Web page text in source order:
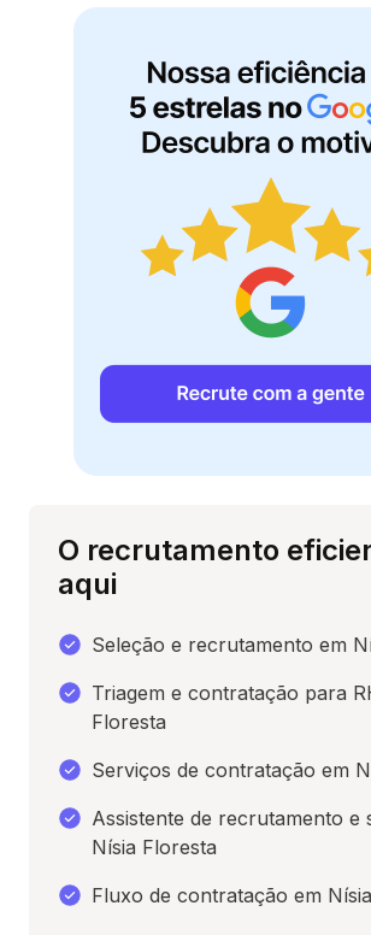
O recrutamento
aqui
Seleção e recrutamento em
Triagem e contratação para
Floresta
Serviços de contratação em
Assistente de recrutamento e
Nísia Floresta
Fluxo de contratação em